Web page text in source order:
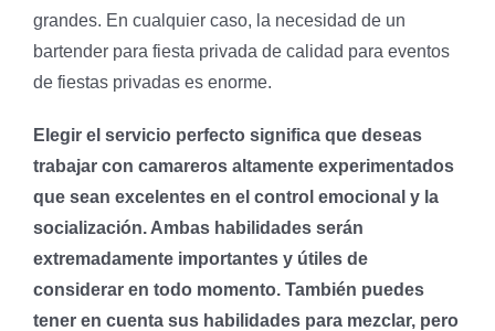
grandes. En cualquier caso, la necesidad de un
bartender para fiesta privada de calidad para eventos
de fiestas privadas es enorme.
Elegir el servicio perfecto significa que deseas
trabajar con camareros altamente experimentados
que sean excelentes en el control emocional y la
socialización. Ambas habilidades serán
extremadamente importantes y útiles de
considerar en todo momento. También puedes
tener en cuenta sus habilidades para mezclar, pero